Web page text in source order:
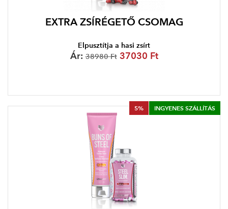
EXTRA ZSÍRÉGETŐ CSOMAG
Elpusztítja a hasi zsírt
Ár:38980 Ft 37030 Ft
5% INGYENES SZÁLLÍTÁS